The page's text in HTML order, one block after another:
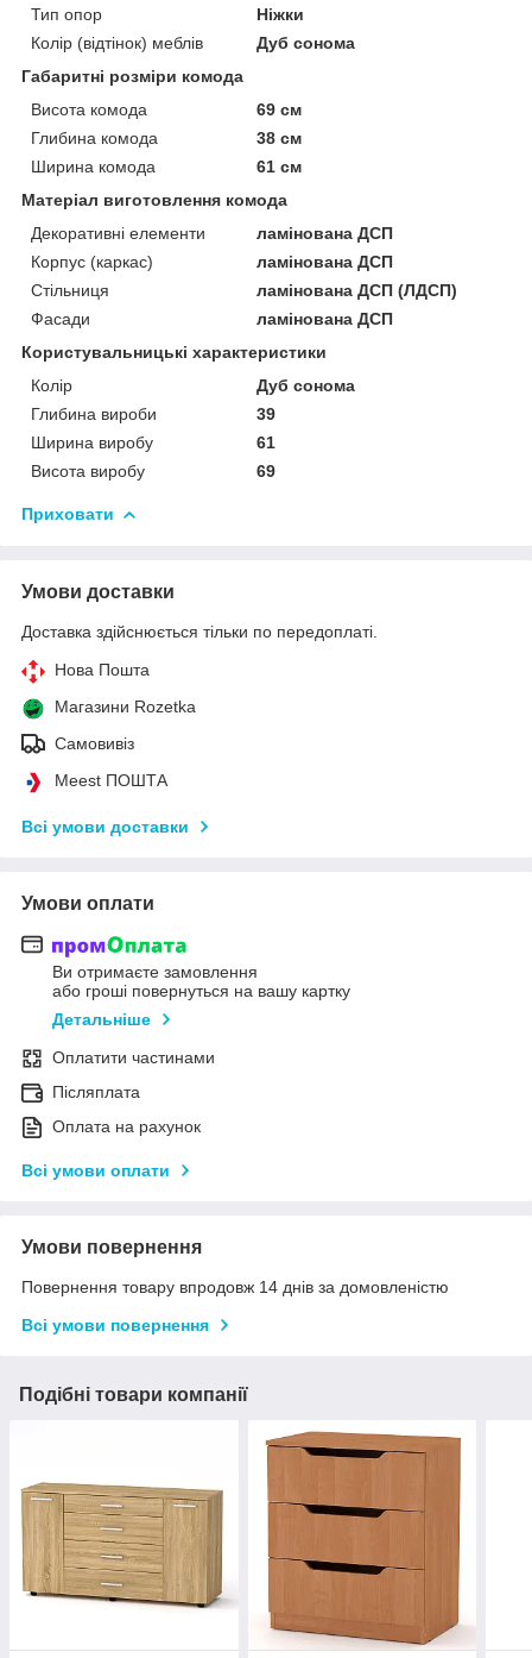
Тип опор
Ніжки
Колір (відтінок) меблів
Дуб сонома
Габаритні розміри комода
Висота комода
69 см
Глибина комода
38 см
Ширина комода
61 см
Матеріал виготовлення комода
Декоративні елементи
ламінована ДСП
Корпус (каркас)
ламінована ДСП
Стільниця
ламінована ДСП (ЛДСП)
Фасади
ламінована ДСП
Користувальницькі характеристики
Колір
Дуб сонома
Глибина вироби
39
Ширина виробу
61
Висота виробу
69
Приховати
Умови доставки
Доставка здійснюється тільки по передоплаті.
Нова Пошта
Магазини Rozetka
Самовивіз
Meest ПОШТА
Всі умови доставки
Умови оплати
Ви отримаєте замовлення
або гроші повернуться на вашу картку
Детальніше
Оплатити частинами
Післяплата
Оплата на рахунок
Всі умови оплати
Умови повернення
Повернення товару впродовж 14 днів за домовленістю
Всі умови повернення
Подібні товари компанії